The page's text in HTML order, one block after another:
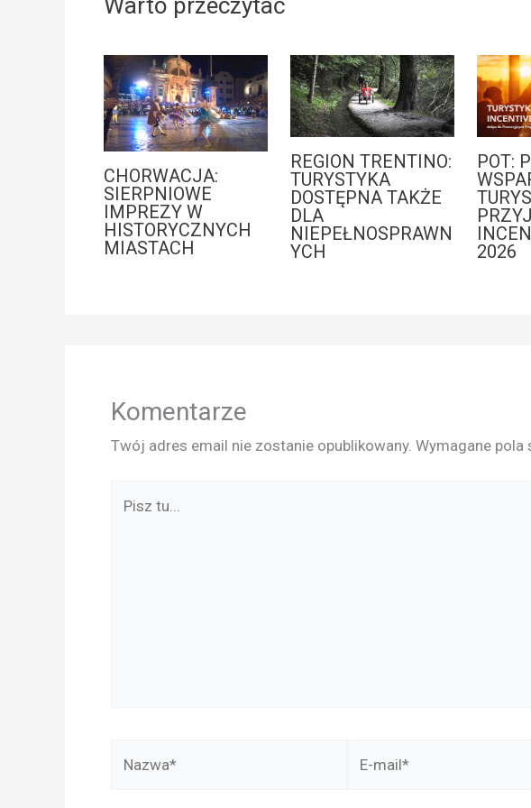
Warto przeczytać
CHORWACJA:
SIERPNIOWE
IMPREZY W
HISTORYCZNYCH
MIASTACH
REGION TRENTINO:
TURYSTYKA
DOSTĘPNA TAKŻE
DLA
NIEPEŁNOSPRAWN
YCH
POT:
2026
Komentarze
Twój adres email nie zostanie opublikowany. Wymagane pola